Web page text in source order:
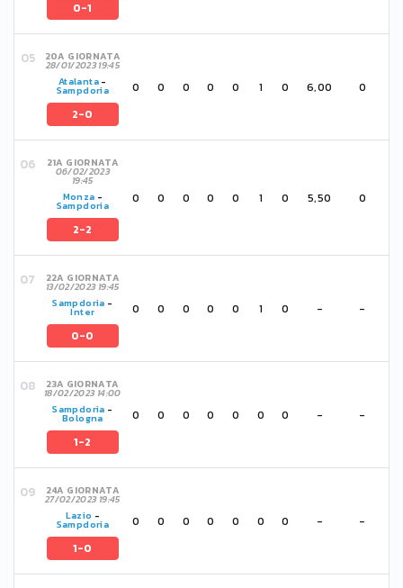
0-1
20A GIORNATA
28/01/2023 19:45
Atalanta-
Sampdoria
2-0
0 0 0 0 0 1 0 6,00 0
21A GIORNATA
06/02/2023
19:45
Monza -
Sampdoria
2-2
0 0 0 0 0 1 0 5,50 0
22A GIORNATA
13/02/2023 19:45
Sampdoria -
Inter
0-0
0 0 0 0 0 1 0 - -
23A GIORNATA
18/02/2023 14:00
Sampdoria -
Bologna
1-2
0 0 0 0 0 0 0 - -
24A GIORNATA
27/02/2023 19:45
Lazio -
Sampdoria
1-0
0 0 0 0 0 0 0 - -